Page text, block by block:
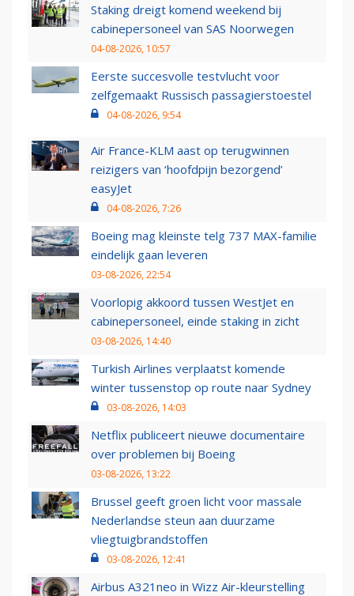
Staking dreigt komend weekend bij
cabinepersoneel van SAS Noorwegen
04-08-2026, 10:57
Eerste succesvolle testvlucht voor
zelfgemaakt Russisch passagierstoestel
04-08-2026, 9:54
Air France-KLM aast op terugwinnen
reizigers van ‘hoofdpijn bezorgend’
easyJet
04-08-2026, 7:26
Boeing mag kleinste telg 737 MAX-familie
eindelijk gaan leveren
03-08-2026, 22:54
Voorlopig akkoord tussen WestJet en
cabinepersoneel, einde staking in zicht
03-08-2026, 14:40
Turkish Airlines verplaatst komende
winter tussenstop op route naar Sydney
03-08-2026, 14:03
Netflix publiceert nieuwe documentaire
over problemen bij Boeing
03-08-2026, 13:22
Brussel geeft groen licht voor massale
Nederlandse steun aan duurzame
vliegtuigbrandstoffen
03-08-2026, 12:41
Airbus A321neo in Wizz Air-kleurstelling